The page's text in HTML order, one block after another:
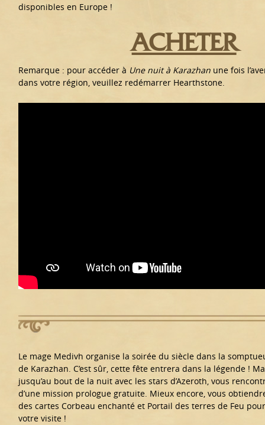
disponibles en Europe !
ACHETER
Remarque : pour accéder à Une nuit à Karazhan une fois
dans votre région, veuillez redémarrer Hearthstone.
Le mage Medivh organise la soirée du siècle dans la
de Karazhan. C’est sûr, cette fête entrera dans la légende !
jusqu’au bout de la nuit avec les stars d’Azeroth, vous
d’une mission prologue gratuite. Mieux encore, vous
des cartes Corbeau enchanté et Portail des terres de Feu
votre visite !